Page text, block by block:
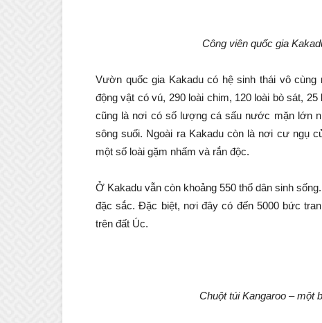
Công viên quốc gia
Vườn quốc gia Kakadu có hệ sinh thái vô
động vật có vú, 290 loài chim, 120 loài bò sát,
cũng là nơi có số lượng cá sấu nước mặn lớn
sông suối. Ngoài ra Kakadu còn là nơi cư ngụ
một số loài gặm nhấm và rắn độc.
Ở Kakadu vẫn còn khoảng 550 thổ dân sinh
đặc sắc. Đặc biệt, nơi đây có đến 5000 bức
trên đất Úc.
Chuột túiKangaroo – một